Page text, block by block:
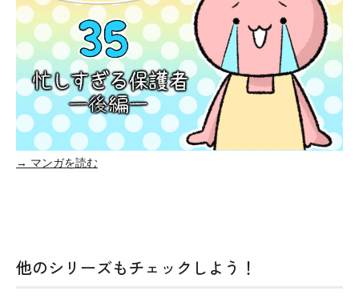
→ マンガを読む
他のシリーズもチェックしよう！